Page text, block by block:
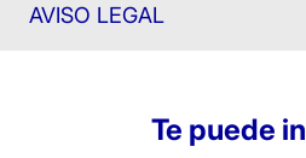
AVISO LEGAL
Te puede